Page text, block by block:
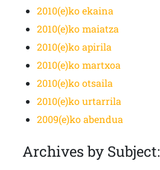
2010(e)ko ekaina
2010(e)ko maiatza
2010(e)ko apirila
2010(e)ko martxoa
2010(e)ko otsaila
2010(e)ko urtarrila
2009(e)ko abendua
Archives by Subject: